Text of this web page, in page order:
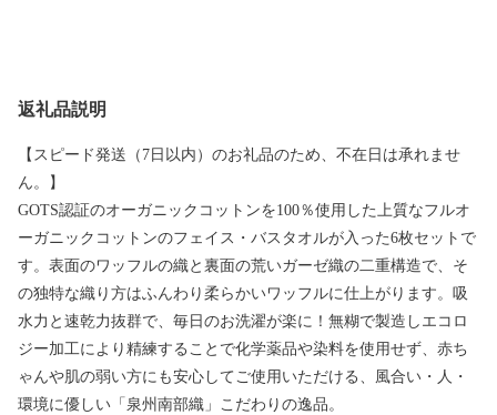
返礼品説明
【スピード発送（7日以内）のお礼品のため、不在日は承れませ
ん。】
GOTS認証のオーガニックコットンを100％使用した上質なフルオ
ーガニックコットンのフェイス・バスタオルが入った6枚セットで
す。表面のワッフルの織と裏面の荒いガーゼ織の二重構造で、そ
の独特な織り方はふんわり柔らかいワッフルに仕上がります。吸
水力と速乾力抜群で、毎日のお洗濯が楽に！無糊で製造しエコロ
ジー加工により精練することで化学薬品や染料を使用せず、赤ち
ゃんや肌の弱い方にも安心してご使用いただける、風合い・人・
環境に優しい「泉州南部織」こだわりの逸品。